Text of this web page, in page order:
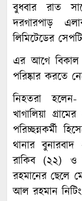
বুধবার রাত
দরগারপাড়
লিমিটেডের
এর আগে বিকাল
পরিষ্কার করতে
নিহতরা হলেন-
খাগালিয়া
পরিচ্ছন্নকর্মী
থানার
রাকিব (২২) ও
রহমানের ছেলে
আল রহমান